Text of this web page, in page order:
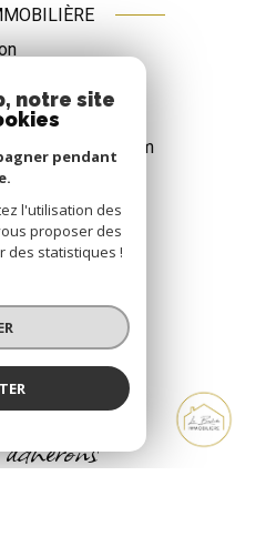
Immobilière
notre site
pendant
l'utilisation des
proposer des
des statistiques !